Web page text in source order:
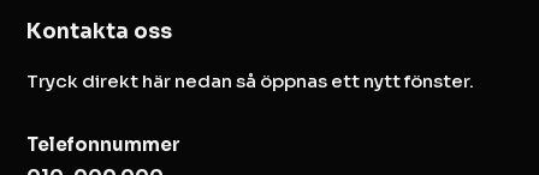
Kontakta oss
Tryck direkt här nedan så öppnas ett nytt fönster.
Telefonnummer